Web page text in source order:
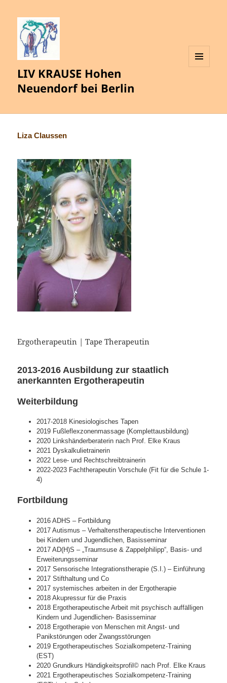
LIV KRAUSE Hohen
Neuendorf bei Berlin
Liza Claussen
Ergotherapeutin | Tape Therapeutin
2013-2016 Ausbildung zur staatlich
anerkannten Ergotherapeutin
Weiterbildung
2017-2018 Kinesiologisches Tapen
2019 Fußleflexzonenmassage (Komplettausbildung)
2020 Linkshänderberaterin nach Prof. Elke Kraus
2021 Dyskalkulietrainerin
2022 Lese- und Rechtschreibtrainerin
2022-2023 Fachtherapeutin Vorschule (Fit für die Schule 1-
4)
Fortbildung
2016 ADHS – Fortbildung
2017 Autismus – Verhaltenstherapeutische Interventionen
bei Kindern und Jugendlichen, Basisseminar
2017 AD(H)S – „Traumsuse & Zappelphilipp“, Basis- und
Erweiterungsseminar
2017 Sensorische Integrationstherapie (S.I.) – Einführung
2017 Stifthaltung und Co
2017 systemisches arbeiten in der Ergotherapie
2018 Akupressur für die Praxis
2018 Ergotherapeutische Arbeit mit psychisch auffälligen
Kindern und Jugendlichen- Basisseminar
2018 Ergotherapie von Menschen mit Angst- und
Panikstörungen oder Zwangsstörungen
2019 Ergotherapeutisches Sozialkompetenz-Training
(EST)
2020 Grundkurs Händigkeitsprofil© nach Prof. Elke Kraus
2021 Ergotherapeutisches Sozialkompetenz-Training